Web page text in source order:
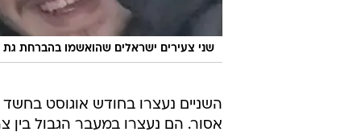
שני צעירים ישראלים שהואשמו בהברחת גת
השניים נעצרו בחודש אוגוסט
אסור. הם נעצרו במעבר הגבול